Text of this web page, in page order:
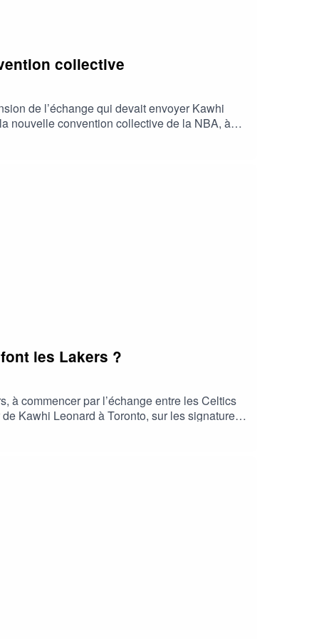
collective
de l’échange qui devait envoyer Kawhi
nouvelle convention collective de la NBA, à
les Lakers ?
à commencer par l’échange entre les Celtics
Kawhi Leonard à Toronto, sur les signatures